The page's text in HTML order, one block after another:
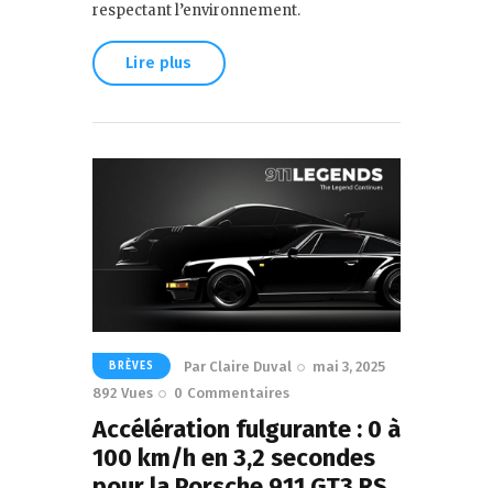
respectant l’environnement.
Lire plus
BRÈVES Par Claire Duval
mai 3, 2025
892 Vues 0 Commentaires
Accélération fulgurante : 0 à
100 km/h en 3,2 secondes